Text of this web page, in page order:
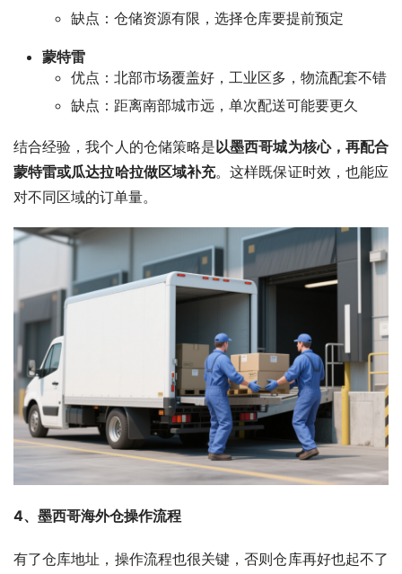
缺点：仓储资源有限，选择仓库要提前预定
蒙特雷
优点：北部市场覆盖好，工业区多，物流配套不错
缺点：距离南部城市远，单次配送可能要更久
结合经验，我个人的仓储策略是以墨西哥城为核心，再配合
蒙特雷或瓜达拉哈拉做区域补充。这样既保证时效，也能应
对不同区域的订单量。
4、墨西哥海外仓操作流程
有了仓库地址，操作流程也很关键，否则仓库再好也起不了